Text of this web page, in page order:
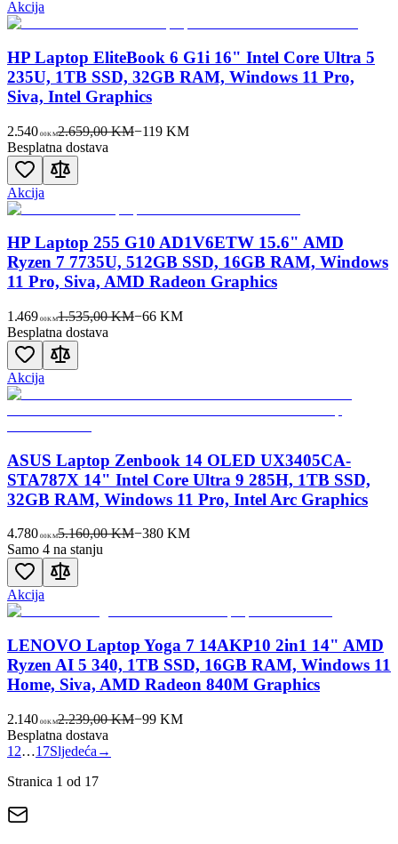
Akcija
HP Laptop EliteBook 6 G1i 16" Intel Core Ultra 5
235U, 1TB SSD, 32GB RAM, Windows 11 Pro,
Siva, Intel Graphics
2.540 00KM2.659,00 KM−119KM
Besplatna dostava
Akcija
HP Laptop 255 G10 AD1V6ETW 15.6" AMD
Ryzen 7 7735U, 512GB SSD, 16GB RAM, Windows
11 Pro, Siva, AMD Radeon Graphics
1.469 00KM1.535,00 KM−66KM
Besplatna dostava
Akcija
ASUS Laptop Zenbook 14 OLED UX3405CA-
STA787X 14" Intel Core Ultra 9 285H, 1TB SSD,
32GB RAM, Windows 11 Pro, Intel Arc Graphics
4.780 00KM5.160,00 KM−380KM
Samo 4 na stanju
Akcija
LENOVO Laptop Yoga 7 14AKP10 2in1 14" AMD
Ryzen AI 5 340, 1TB SSD, 16GB RAM, Windows 11
Home, Siva, AMD Radeon 840M Graphics
2.140 00KM2.239,00 KM−99KM
Besplatna dostava
1 2…17Sljedeća →
Stranica 1 od 17